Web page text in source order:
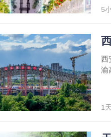
5
西
渝
1